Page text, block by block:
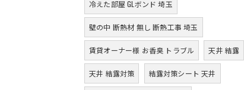
冷えた部屋 GLボンド 埼玉
壁の中 断熱材 無し 断熱工事 埼玉
賃貸オーナー様 お香臭 トラブル 天井 結露
天井 結露対策 結露対策シート 天井